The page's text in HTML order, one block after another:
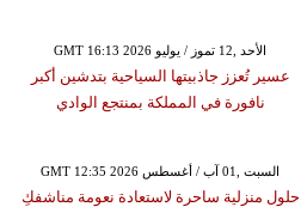
GMT 16:13 2026 الأحد ,12 تموز / يوليو
عسير تُعزز جاذبيتها السياحية بتدشين أكبر
نافورة في المملكة بمنتجع الوادي
GMT 12:35 2026 السبت ,01 آب / أغسطس
حلول منزلية ساحرة لاستعادة نعومة مناشفكِ